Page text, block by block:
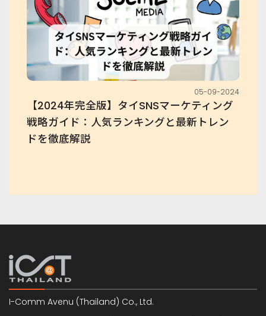
05-09-2024
【2024年完全版】タイSNSマーケティング
戦略ガイド：人気ランキングと最新トレン
ドを徹底解説
I-Comm Avenu (Thailand) Co., Ltd.